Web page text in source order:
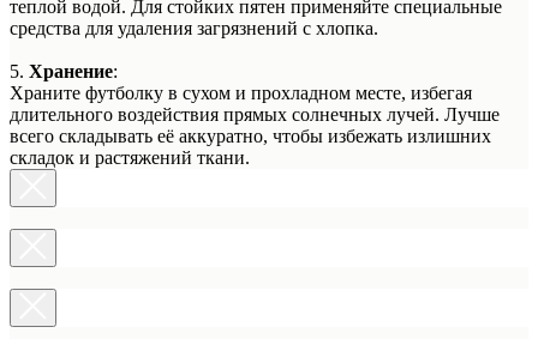
теплой водой. Для стойких пятен применяйте специальные
средства для удаления загрязнений с хлопка.
5. Хранение:
Храните футболку в сухом и прохладном месте, избегая
длительного воздействия прямых солнечных лучей. Лучше
всего складывать её аккуратно, чтобы избежать излишних
складок и растяжений ткани.